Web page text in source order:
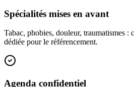
Spécialités mises en avant
Tabac, phobies, douleur, traumatismes :
dédiée pour le référencement.
Agenda confidentiel